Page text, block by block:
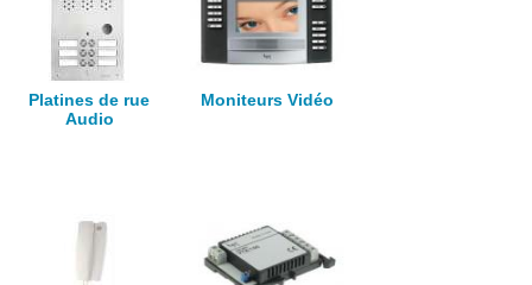
Platines de rue
Audio
Moniteurs Vidéo